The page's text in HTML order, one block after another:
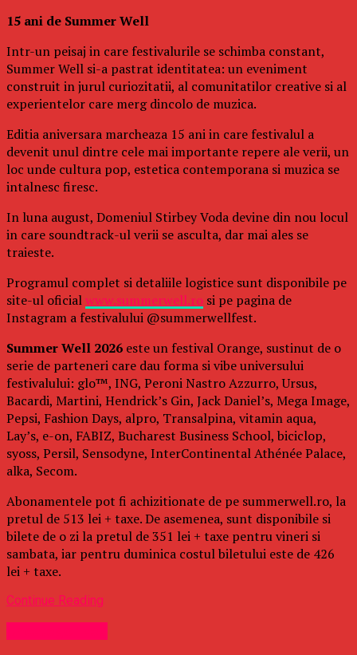
15 ani de Summer Well
Intr-un peisaj in care festivalurile se schimba constant,
Summer Well si-a pastrat identitatea: un eveniment
construit in jurul curiozitatii, al comunitatilor creative si al
experientelor care merg dincolo de muzica.
Editia aniversara marcheaza 15 ani in care festivalul a
devenit unul dintre cele mai importante repere ale verii, un
loc unde cultura pop, estetica contemporana si muzica se
intalnesc firesc.
In luna august, Domeniul Stirbey Voda devine din nou locul
in care soundtrack-ul verii se asculta, dar mai ales se
traieste.
Programul complet si detaliile logistice sunt disponibile pe
site-ul oficialwww.summerwell.ro si pe pagina de
Instagram a festivalului @summerwellfest.
Summer Well 2026 este un festival Orange, sustinut de o
serie de parteneri care dau forma si vibe universului
festivalului: glo™, ING, Peroni Nastro Azzurro, Ursus,
Bacardi, Martini, Hendrick’s Gin, Jack Daniel’s, Mega Image,
Pepsi, Fashion Days, alpro, Transalpina, vitamin aqua,
Lay’s, e-on, FABIZ, Bucharest Business School, biciclop,
syoss, Persil, Sensodyne, InterContinental Athénée Palace,
alka, Secom.
Abonamentele pot fi achizitionate de pe summerwell.ro, la
pretul de 513 lei + taxe. De asemenea, sunt disponibile si
bilete de o zi la pretul de 351 lei + taxe pentru vineri si
sambata, iar pentru duminica costul biletului este de 426
lei + taxe.
Continue Reading